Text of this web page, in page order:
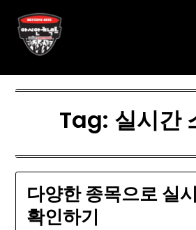
content
Tag: 실시간
다양한 종목으로 실
확인하기